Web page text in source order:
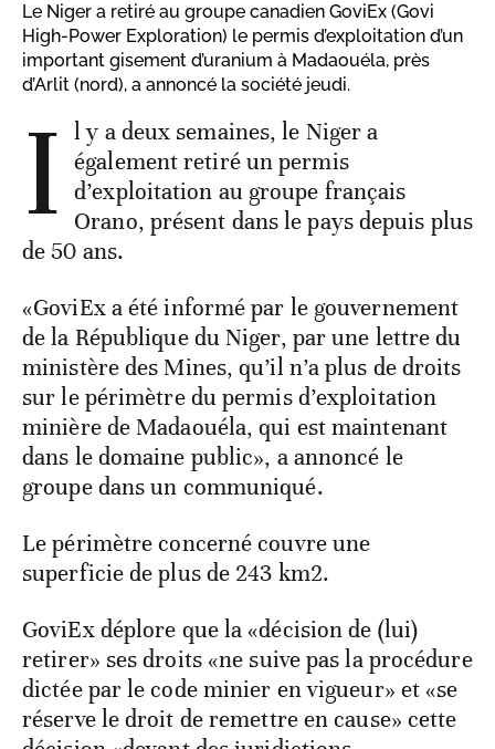
Le Niger a retiré au groupe canadien GoviEx (Govi
High-Power Exploration) le permis d’exploitation d’un
important gisement d’uranium à Madaouéla, près
d’Arlit (nord), a annoncé la société jeudi.
I l y a deux semaines, le Niger a
également retiré un permis
d’exploitation au groupe français
Orano, présent dans le pays depuis plus
de 50 ans.
«GoviEx a été informé par le gouvernement
de la République du Niger, par une lettre du
ministère des Mines, qu’il n’a plus de droits
sur le périmètre du permis d’exploitation
minière de Madaouéla, qui est maintenant
dans le domaine public», a annoncé le
groupe dans un communiqué.
Le périmètre concerné couvre une
superficie de plus de 243 km2.
GoviEx déplore que la «décision de (lui)
retirer» ses droits «ne suive pas la procédure
dictée par le code minier en vigueur» et «se
réserve le droit de remettre en cause» cette